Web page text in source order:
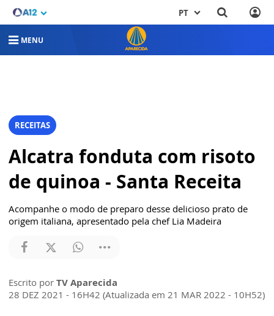
PT
MENU
RECEITAS
Alcatra fonduta com risoto
de quinoa - Santa Receita
Acompanhe o modo de preparo desse delicioso prato de
origem italiana, apresentado pela chef Lia Madeira
Escrito por TV Aparecida
28 DEZ 2021 - 16H42 (Atualizada em 21 MAR 2022 - 10H52)